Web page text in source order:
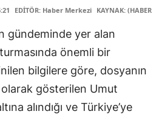
EDİTÖR: Haber Merkezi KAYNAK: (HABER
gündeminde yer alan
önemli bir
bilgilere göre, dosyanın
gösterilen Umut
alındığı ve Türkiye’ye